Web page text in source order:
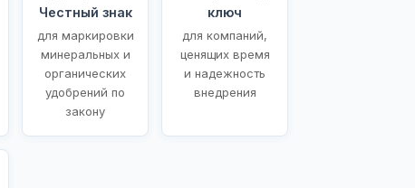
Честный знак
для маркировки
минеральных и
органических
удобрений по
закону
ключ
для компаний,
ценящих время
и надежность
внедрения